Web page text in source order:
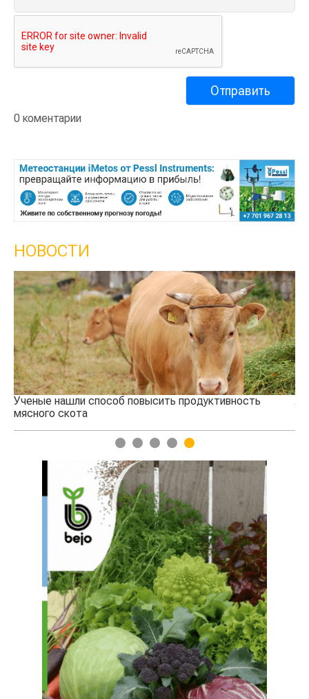
0 коментарии
НОВОСТИ
Ученые нашли способ повысить продуктивность
мясного скота
1 2 3 4 5